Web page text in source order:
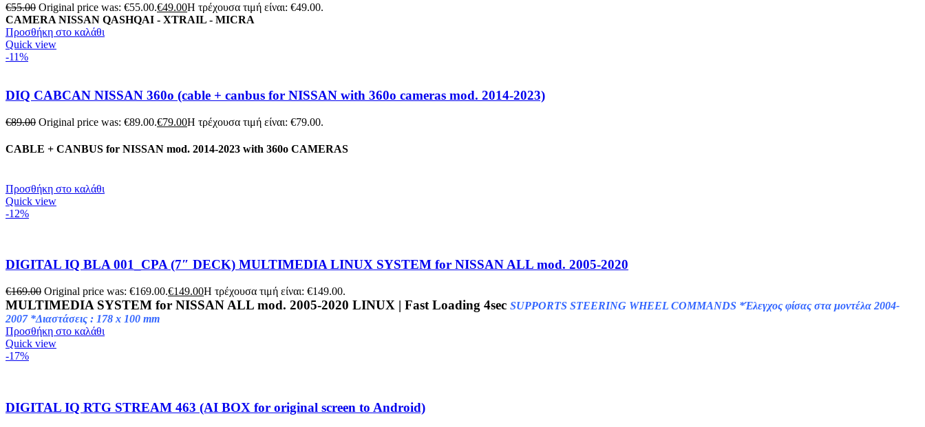
€55.00 Original price was: €55.00.€49.00Η τρέχουσα τιμή είναι: €49.00.
CAMERA NISSAN QASHQAI - XTRAIL - MICRA
Προσθήκη στο καλάθι
Quick view
-11%
DIQ CABCAN NISSAN 360o (cable + canbus for NISSAN with 360o cameras mod. 2014-2023)
€89.00 Original price was: €89.00.€79.00Η τρέχουσα τιμή είναι: €79.00.
CABLE + CANBUS for NISSAN mod. 2014-2023 with 360o CAMERAS
Προσθήκη στο καλάθι
Quick view
-12%
DIGITAL IQ BLA 001_CPA (7″ DECK) MULTIMEDIA LINUX SYSTEM for NISSAN ALL mod. 2005-2020
€169.00 Original price was: €169.00.€149.00Η τρέχουσα τιμή είναι: €149.00.
MULTIMEDIA SYSTEM for NISSAN ALL mod. 2005-2020 LINUX | Fast Loading 4sec SUPPORTS STEERING WHEEL COMMANDS *Έλεγχος φίσας στα μοντέλα 2004-
2007 *Διαστάσεις : 178 x 100 mm
Προσθήκη στο καλάθι
Quick view
-17%
DIGITAL IQ RTG STREAM 463 (AI BOX for original screen to Android)